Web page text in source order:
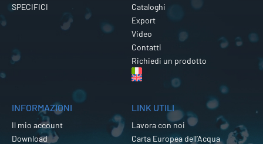
SPECIFICI
Cataloghi
Export
Video
Contatti
Richiedi un prodotto
INFORMAZIONI
Il mio account
Download
LINK UTILI
Lavora con noi
Carta Europea dell’Acqua